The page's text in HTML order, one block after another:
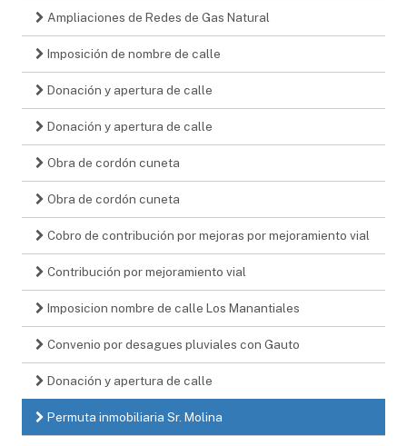
Ampliaciones de Redes de Gas Natural
Imposición de nombre de calle
Donación y apertura de calle
Donación y apertura de calle
Obra de cordón cuneta
Obra de cordón cuneta
Cobro de contribución por mejoras por mejoramiento vial
Contribución por mejoramiento vial
Imposicion nombre de calle Los Manantiales
Convenio por desagues pluviales con Gauto
Donación y apertura de calle
Permuta inmobiliaria Sr. Molina